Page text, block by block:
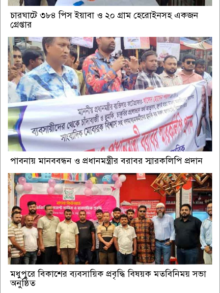
চারঘাটে ৩৮৪ পিস ইয়াবা ও ২০ গ্রাম হেরোইনসহ একজন
গ্রেপ্তার
পাবনায় মানববন্ধন ও প্রধানমন্ত্রীর বরাবর স্মারকলিপি প্রদান
মধুপুরে বিকাশের ব্যবসায়িক প্রবৃদ্ধি বিষয়ক মতবিনিময় সভা
অনুষ্ঠিত